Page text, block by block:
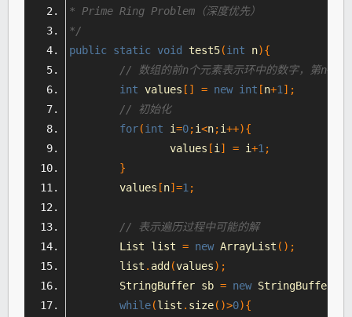
* Prime Ring Problem（深度优先）
*/
public static void test5(int n){
// 数组的前n个元素表示环中的数字，第n+1
int values [] = new int [n+1 ];
// 初始化
for(int i=0;i<n;i++){
		values
[i ] = i+1 ;
}
	values
[n]=1 ;
// 表示遍历过程中可能的解
List list = new ArrayList ();
	list
. add(values);
StringBuffer sb = new StringBuffer
while(list . size()>0){